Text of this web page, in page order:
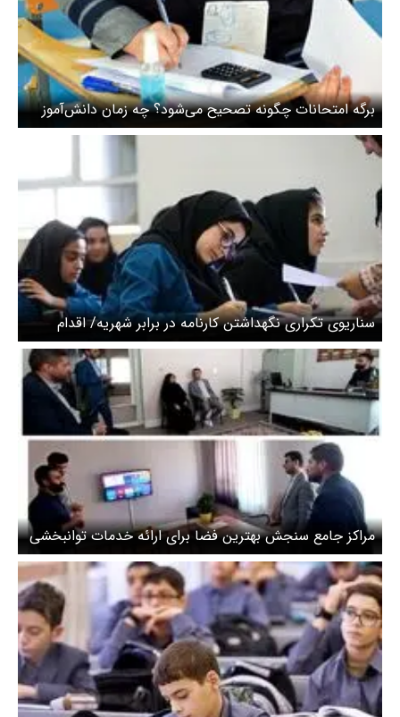
برگه امتحانات چگونه تصحیح می‌شود؟ چه زمان دانش‌آموز
شکایت کند؟ برگه امتحان چه زمانی به مصحح سوم داده
می‌شود؟
سناریوی تکراری نگهداشتن کارنامه در برابر شهریه/ اقدام
غیرقانونی اما همیشگی + ویدیو
مراکز جامع سنجش بهترین فضا برای ارائه خدمات توانبخشی
به دانش‌آموزان است